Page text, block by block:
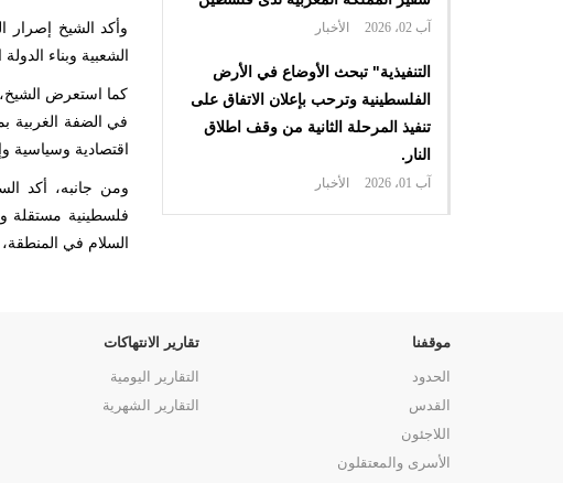
وأكد الشيخ إصرار
الشعبية وبناء
كما استعرض الشيخ،
في الضفة الغربية
اقتصادية
ومن جانبه، أكد
فلسطينية مستقلة
السلام في
آب 02، 2026 الأخبار
التنفيذية" تبحث الأوضاع في الأرض
الفلسطينية وترحب بإعلان الاتفاق على
تنفيذ المرحلة الثانية من وقف اطلاق
النار.
آب 01، 2026 الأخبار
موقفنا
الحدود
القدس
اللاجئون
الأسرى والمعتقلون
تقارير الانتهاكات
التقارير اليومية
التقارير الشهرية